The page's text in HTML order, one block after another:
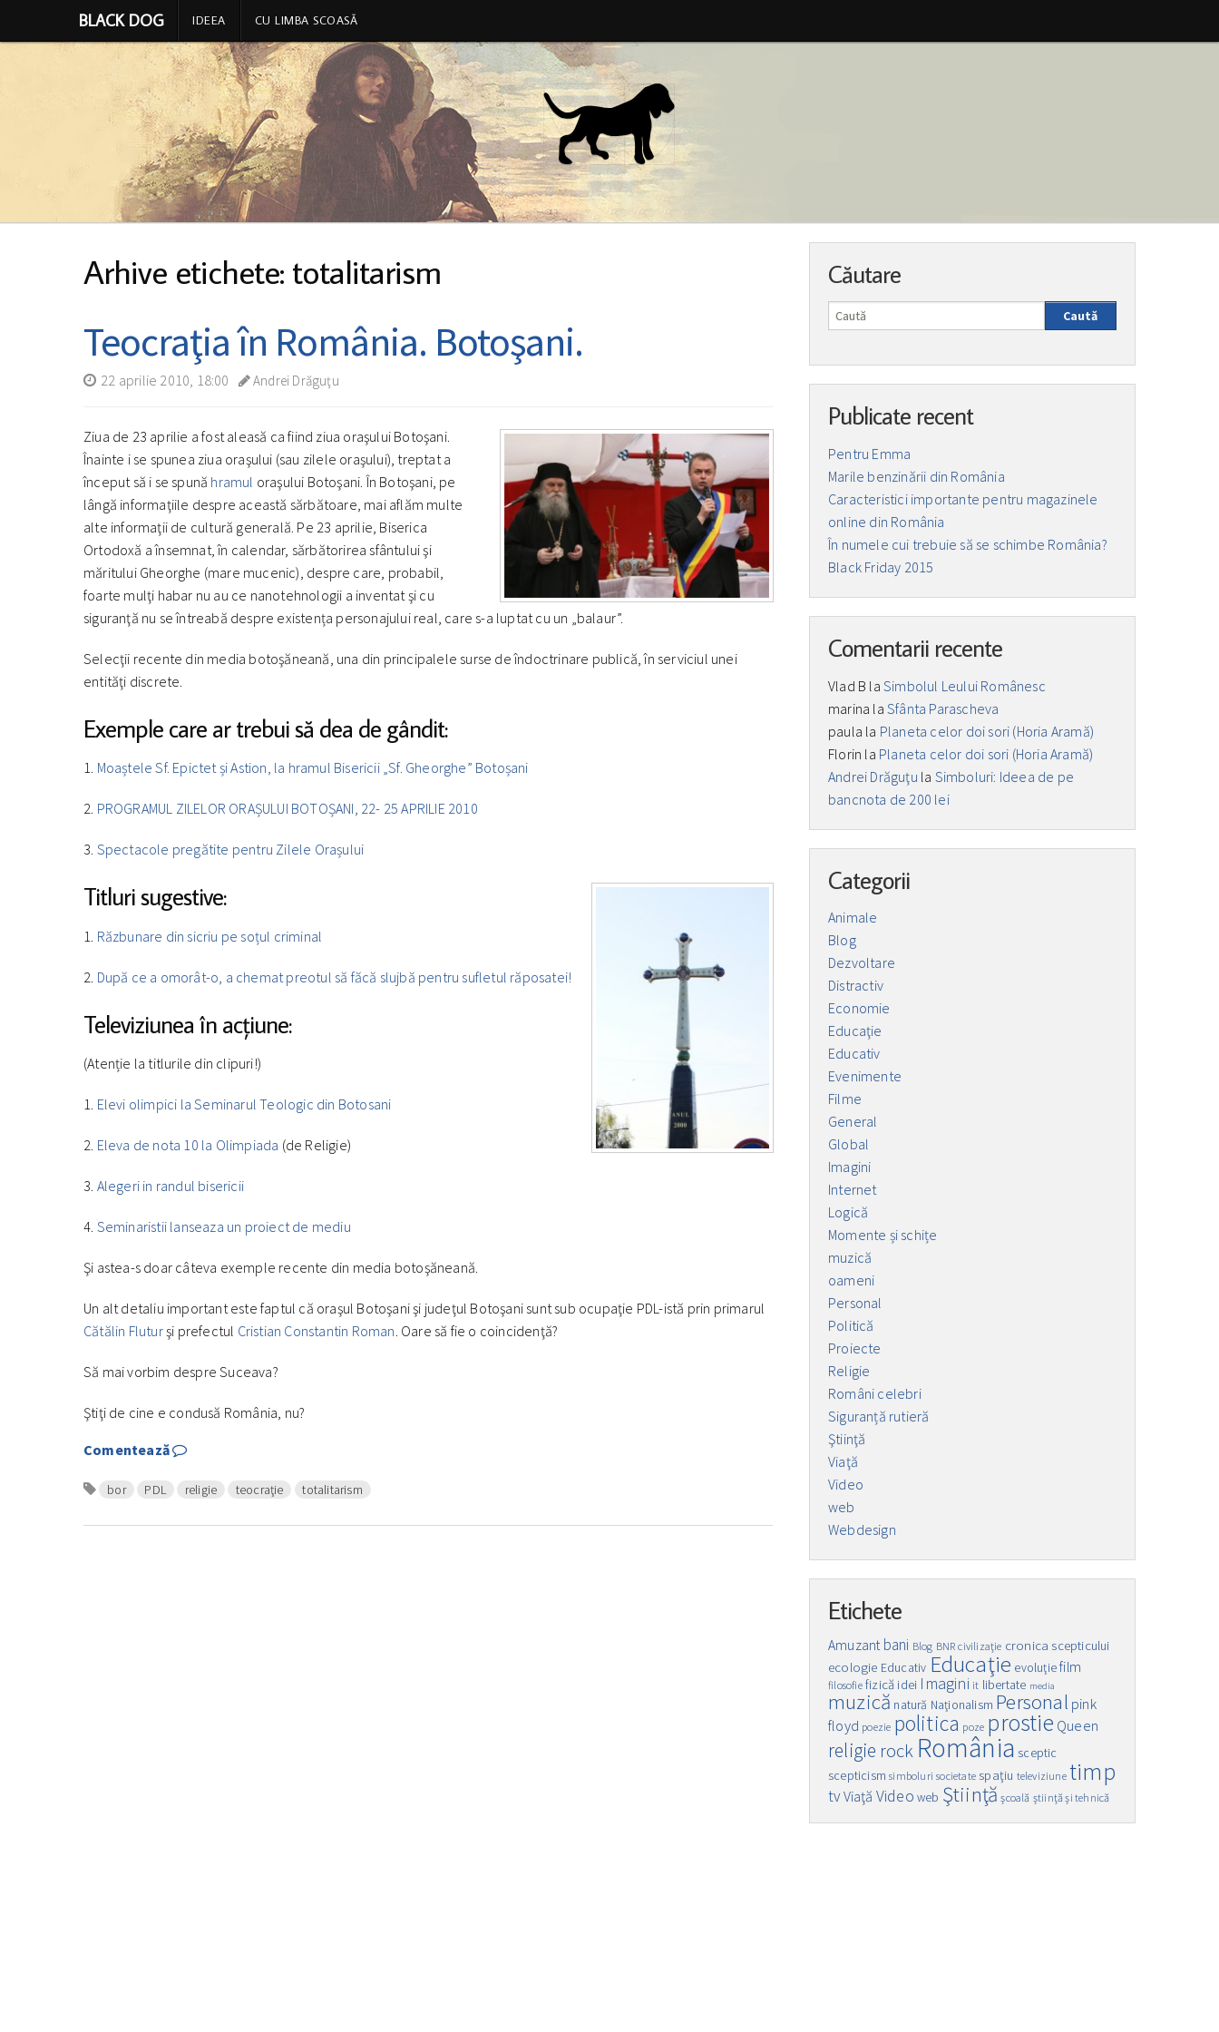
BLACK DOG IDEEA CU LIMBA SCOASĂ
Arhive etichete: totalitarism
Teocraţia în România. Botoşani.
22 aprilie 2010, 18:00 Andrei Drăguţu
Ziua de 23 aprilie a fost aleasă ca fiind ziua oraşului Botoşani.
Înainte i se spunea ziua oraşului (sau zilele oraşului), treptat a
început să i se spună hramul oraşului Botoşani. În Botoşani, pe
lângă informaţiile despre această sărbătoare, mai aflăm multe
alte informaţii de cultură generală. Pe 23 aprilie, Biserica
Ortodoxă a însemnat, în calendar, sărbătorirea sfântului şi
măritului Gheorghe (mare mucenic), despre care, probabil,
foarte mulţi habar nu au ce nanotehnologii a inventat şi cu
siguranţă nu se întreabă despre existența personajului real, care s-a luptat cu un „balaur”.
Selecţii recente din media botoşăneană, una din principalele surse de îndoctrinare publică, în serviciul unei
entităţi discrete.
Exemple care ar trebui să dea de gândit:
1. Moaștele Sf. Epictet și Astion, la hramul Bisericii „Sf. Gheorghe” Botoșani
2. PROGRAMUL ZILELOR ORAȘULUI BOTOȘANI, 22- 25 APRILIE 2010
3. Spectacole pregătite pentru Zilele Orașului
Titluri sugestive:
1. Răzbunare din sicriu pe soțul criminal
2. După ce a omorât-o, a chemat preotul să făcă slujbă pentru sufletul răposatei!
Televiziunea în acțiune:
(Atenție la titlurile din clipuri!)
1. Elevi olimpici la Seminarul Teologic din Botosani
2. Eleva de nota 10 la Olimpiada (de Religie)
3. Alegeri in randul bisericii
4. Seminaristii lanseaza un proiect de mediu
Şi astea-s doar câteva exemple recente din media botoşăneană.
Un alt detaliu important este faptul că oraşul Botoşani şi judeţul Botoşani sunt sub ocupaţie PDL-istă prin primarul
Cătălin Fluturşi prefectul Cristian Constantin Roman. Oare să fie o coincidenţă?
Să mai vorbim despre Suceava?
Ştiţi de cine e condusă România, nu?
Comentează
bor PDL religie teocraţie totalitarism
Căutare
Caută
Publicate recent
Pentru Emma
Marile benzinării din România
Caracteristici importante pentru magazinele
online din România
În numele cui trebuie să se schimbe România?
Black Friday 2015
Comentarii recente
Vlad B laSimbolul Leului Românesc
marina laSfânta Parascheva
paula la Planeta celor doi sori (Horia Aramă)
Florin la Planeta celor doi sori (Horia Aramă)
Andrei Drăguţu la Simboluri: Ideea de pe
bancnota de 200 lei
Categorii
Animale
Blog
Dezvoltare
Distractiv
Economie
Educaţie
Educativ
Evenimente
Filme
General
Global
Imagini
Internet
Logică
Momente și schițe
muzică
oameni
Personal
Politică
Proiecte
Religie
Români celebri
Siguranță rutieră
Ştiinţă
Viaţă
Video
web
Webdesign
Etichete
Amuzant bani Blog BNR civilizaţie cronica scepticului
ecologie Educativ Educaţie evoluţiefilm
filosofie fizică idei Imagini it libertate media
muzică natură Naţionalism Personal pink
floyd poezie politica poze prostie Queen
religie rock România sceptic
scepticism simboluri societate spaţiu televiziune timp
tvViaţă Video web Ştiinţă şcoală ştiinţă şi tehnică